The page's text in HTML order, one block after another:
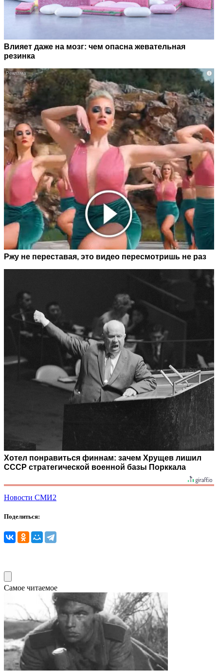
Влияет даже на мозг: чем опасна жевательная
резинка
i
Ржу не переставая, это видео пересмотришь не раз
Хотел понравиться финнам: зачем Хрущев лишил
СССР стратегической военной базы Порккала
Новости СМИ2
Поделиться:
Самое читаемое